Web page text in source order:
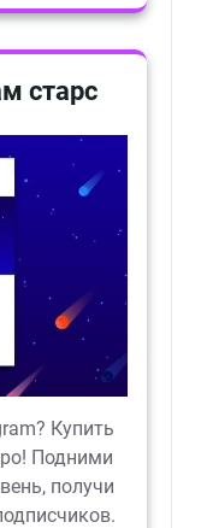
старс
Купить
Подними
получи